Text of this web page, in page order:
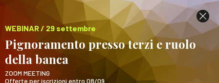
WEBINAR / 29 settembre
Pignoramento presso terzi e ruolo
della banca
ZOOM MEETING
Offerte per iscrizioni entro 08/09